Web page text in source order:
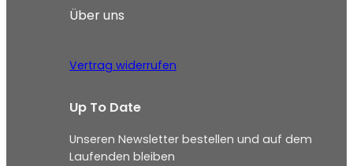
Über uns
Vertrag widerrufen
Up To Date
Unseren Newsletter bestellen und auf dem
Laufenden bleiben